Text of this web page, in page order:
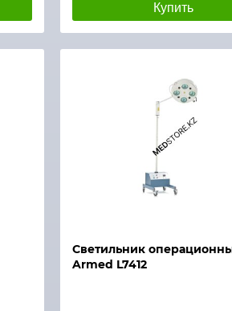
Купить
Светильник
Armed L7412